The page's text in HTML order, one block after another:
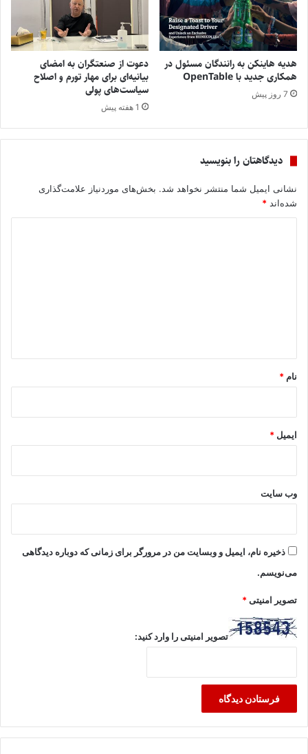
هدیه هاینکن به رانندگان مسئول در
همکاری جدید با OpenTable
7 روز پیش
دعوت از صنعتگران به امضای
بیانیه‌ای برای مهار تورم و اصلاح
سیاست‌های پولی
1 هفته پیش
دیدگاهتان را بنویسید
نشانی ایمیل شما منتشر نخواهد شد. بخش‌های موردنیاز علامت‌گذاری
شده‌اند *
نام *
ایمیل *
وب‌ سایت
ذخیره نام، ایمیل و وبسایت من در مرورگر برای زمانی که دوباره دیدگاهی
می‌نویسم.
تصویر امنیتی*
تصویر امنیتی را وارد کنید: